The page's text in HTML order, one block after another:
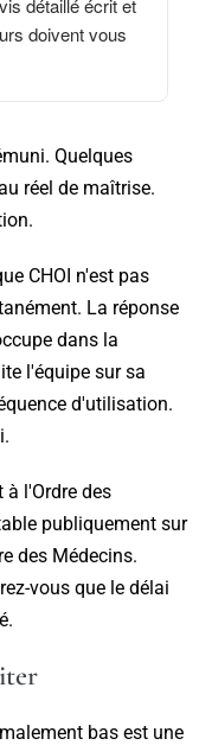
détaillé écrit et
doivent vous
Quelques
réel de maîtrise.
CHOI n'est pas
La réponse
dans la
l'équipe sur sa
d'utilisation.
à l'Ordre des
publiquement sur
des Médecins.
vous que le délai
bas est une